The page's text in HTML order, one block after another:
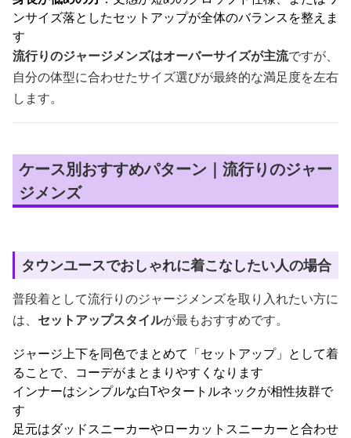
ンサイズ落としたセットアップが全体のバランスを整えま
す
流行りのジャージメンズはオーバーサイズが主流ですが、
自分の体型に合わせたサイズ選びが最終的な満足度を左右
します。
ケース別おすすめパターン｜流行りのジャー
ジメンズ
タウンユースでおしゃれに着こなしたい人の場合
普段着として流行りのジャージメンズを取り入れたい方に
は、 セットアップスタイルが最もおすすめです。
ジャージ上下を同色でまとめて「セットアップ」として着
ることで、コーデがまとまりやすくなります
インナーはシンプルな白Tやタートルネックが相性抜群で
す
足元はダッドスニーカーやローカットスニーカーと合わせ